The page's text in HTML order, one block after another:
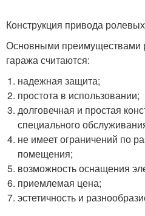
Конструкция привода
Основными преимуществами
гаража считаются:
надежная защита;
простота в использовании;
долговечная и простая
специального
не имеет ограничений по
помещения;
возможность оснащения
приемлемая цена;
эстетичность и